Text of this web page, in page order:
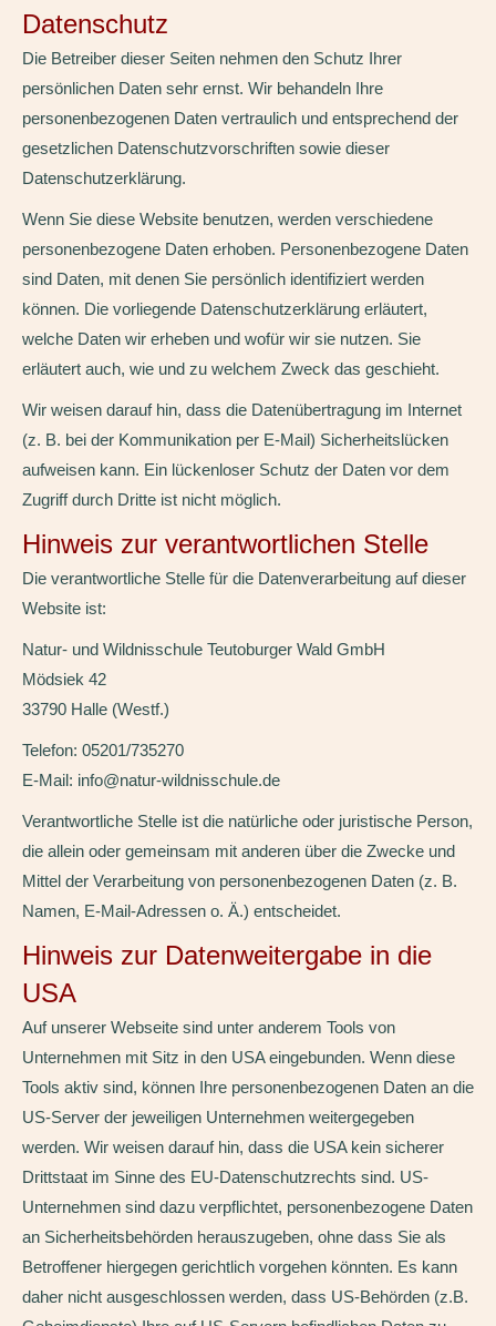
Datenschutz
Die Betreiber dieser Seiten nehmen den Schutz Ihrer
persönlichen Daten sehr ernst. Wir behandeln Ihre
personenbezogenen Daten vertraulich und entsprechend der
gesetzlichen Datenschutzvorschriften sowie dieser
Datenschutzerklärung.
Wenn Sie diese Website benutzen, werden verschiedene
personenbezogene Daten erhoben. Personenbezogene Daten
sind Daten, mit denen Sie persönlich identifiziert werden
können. Die vorliegende Datenschutzerklärung erläutert,
welche Daten wir erheben und wofür wir sie nutzen. Sie
erläutert auch, wie und zu welchem Zweck das geschieht.
Wir weisen darauf hin, dass die Datenübertragung im Internet
(z. B. bei der Kommunikation per E-Mail) Sicherheitslücken
aufweisen kann. Ein lückenloser Schutz der Daten vor dem
Zugriff durch Dritte ist nicht möglich.
Hinweis zur verantwortlichen Stelle
Die verantwortliche Stelle für die Datenverarbeitung auf dieser
Website ist:
Natur- und Wildnisschule Teutoburger Wald GmbH
Mödsiek 42
33790 Halle (Westf.)
Telefon: 05201/735270
E-Mail: info@natur-wildnisschule.de
Verantwortliche Stelle ist die natürliche oder juristische Person,
die allein oder gemeinsam mit anderen über die Zwecke und
Mittel der Verarbeitung von personenbezogenen Daten (z. B.
Namen, E-Mail-Adressen o. Ä.) entscheidet.
Hinweis zur Datenweitergabe in die
USA
Auf unserer Webseite sind unter anderem Tools von
Unternehmen mit Sitz in den USA eingebunden. Wenn diese
Tools aktiv sind, können Ihre personenbezogenen Daten an die
US-Server der jeweiligen Unternehmen weitergegeben
werden. Wir weisen darauf hin, dass die USA kein sicherer
Drittstaat im Sinne des EU-Datenschutzrechts sind. US-
Unternehmen sind dazu verpflichtet, personenbezogene Daten
an Sicherheitsbehörden herauszugeben, ohne dass Sie als
Betroffener hiergegen gerichtlich vorgehen könnten. Es kann
daher nicht ausgeschlossen werden, dass US-Behörden (z.B.